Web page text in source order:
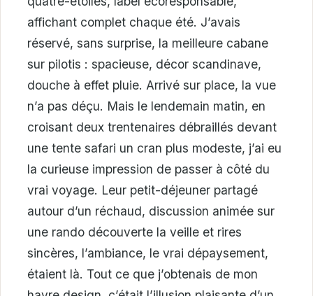
affichant complet chaque été. J’avais
réservé, sans surprise, la meilleure cabane
sur pilotis : spacieuse, décor scandinave,
douche à effet pluie. Arrivé sur place, la vue
n’a pas déçu. Mais le lendemain matin, en
croisant deux trentenaires débraillés devant
une tente safari un cran plus modeste, j’ai eu
la curieuse impression de passer à côté du
vrai voyage. Leur petit-déjeuner partagé
autour d’un réchaud, discussion animée sur
une rando découverte la veille et rires
sincères, l’ambiance, le vrai dépaysement,
étaient là. Tout ce que j’obtenais de mon